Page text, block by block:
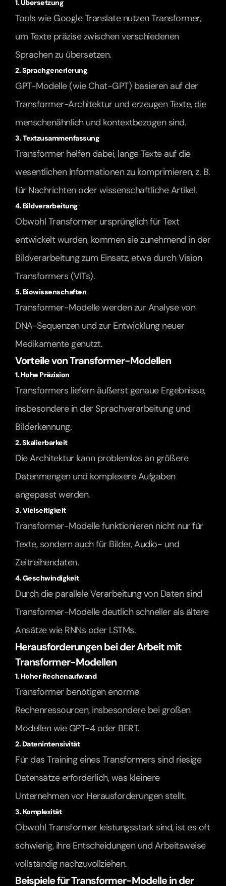
1. Übersetzung
Tools wie Google Translate nutzen Transformer,
um Texte präzise zwischen verschiedenen
Sprachen zu übersetzen.
2. Sprachgenerierung
GPT-Modelle (wie Chat-GPT) basieren auf der
Transformer-Architektur und erzeugen Texte, die
menschenähnlich und kontextbezogen sind.
3. Textzusammenfassung
Transformer helfen dabei, lange Texte auf die
wesentlichen Informationen zu komprimieren, z. B.
für Nachrichten oder wissenschaftliche Artikel.
4. Bildverarbeitung
Obwohl Transformer ursprünglich für Text
entwickelt wurden, kommen sie zunehmend in der
Bildverarbeitung zum Einsatz, etwa durch Vision
Transformers (VITs).
5. Biowissenschaften
Transformer-Modelle werden zur Analyse von
DNA-Sequenzen und zur Entwicklung neuer
Medikamente genutzt.
Vorteile von Transformer-Modellen
1. Hohe Präzision
Transformers liefern äußerst genaue Ergebnisse,
insbesondere in der Sprachverarbeitung und
Bilderkennung.
2. Skalierbarkeit
Die Architektur kann problemlos an größere
Datenmengen und komplexere Aufgaben
angepasst werden.
3. Vielseitigkeit
Transformer-Modelle funktionieren nicht nur für
Texte, sondern auch für Bilder, Audio- und
Zeitreihendaten.
4. Geschwindigkeit
Durch die parallele Verarbeitung von Daten sind
Transformer-Modelle deutlich schneller als ältere
Ansätze wie RNNs oder LSTMs.
Herausforderungen bei der Arbeit mit
Transformer-Modellen
1. Hoher Rechenaufwand
Transformer benötigen enorme
Rechenressourcen, insbesondere bei großen
Modellen wie GPT-4 oder BERT.
2. Datenintensivität
Für das Training eines Transformers sind riesige
Datensätze erforderlich, was kleinere
Unternehmen vor Herausforderungen stellt.
3. Komplexität
Obwohl Transformer leistungsstark sind, ist es oft
schwierig, ihre Entscheidungen und Arbeitsweise
vollständig nachzuvollziehen.
Beispiele für Transformer-Modelle in der